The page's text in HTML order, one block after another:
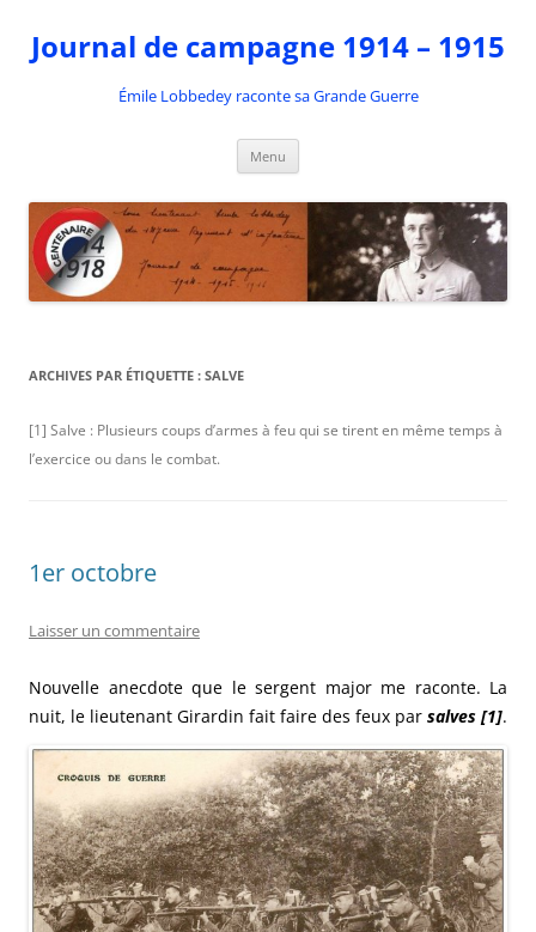
contenu
Journal de campagne 1914 – 1915
Émile Lobbedey raconte sa Grande Guerre
Menu
ARCHIVES PAR ÉTIQUETTE : SALVE
[1] Salve : Plusieurs coups d’armes à feu qui se tirent en même temps à
l’exercice ou dans le combat.
1er octobre
Laisser un commentaire
Nouvelle anecdote que le sergent major me raconte. La
nuit, le lieutenant Girardin fait faire des feux par salves [1].